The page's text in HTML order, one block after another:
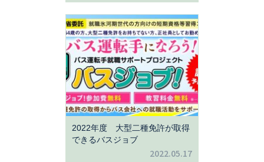
2022年度 大型二種免許が取得
できるバスジョブ
2022.05.17